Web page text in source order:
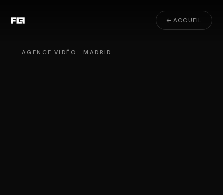
← ACCUEIL
AGENCE VIDÉO · MADRID